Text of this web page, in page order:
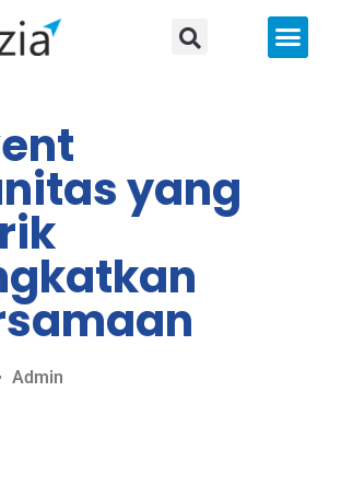
yang
Admin